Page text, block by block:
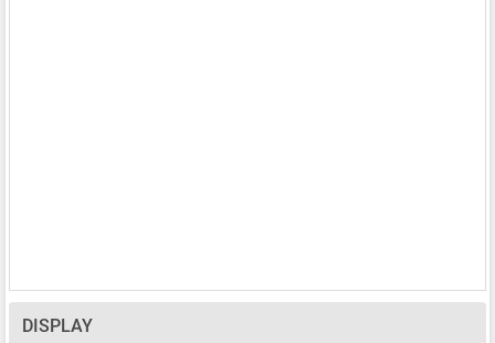
DISPLAY